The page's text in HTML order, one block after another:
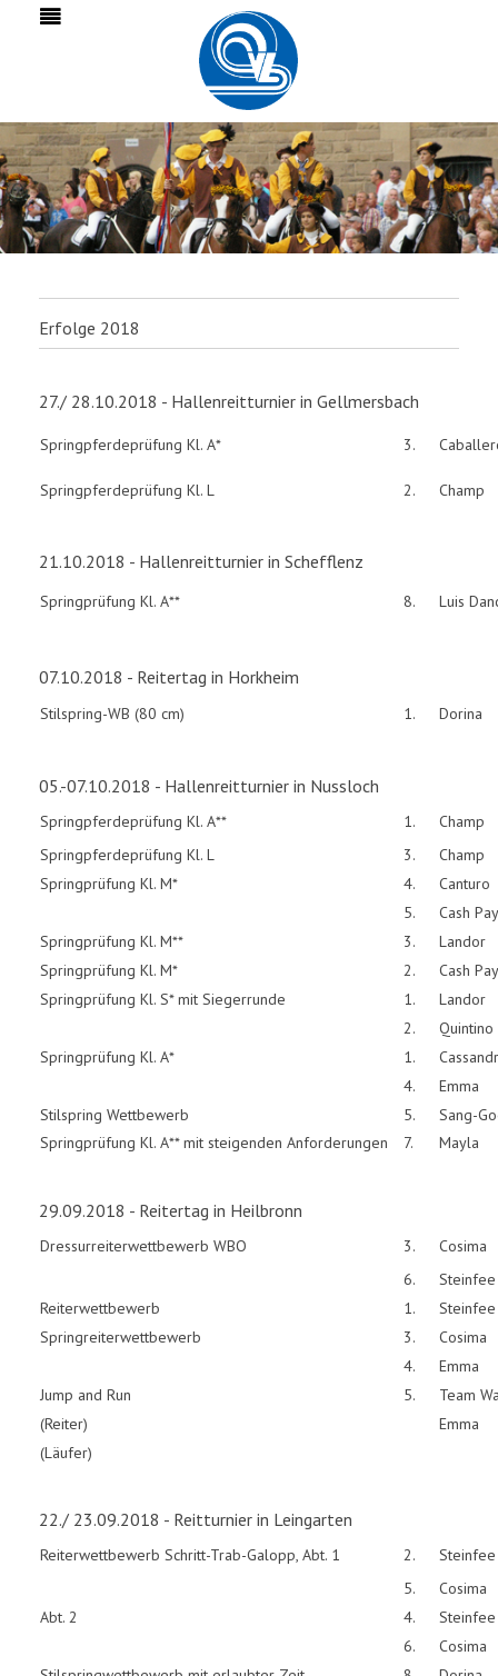
Erfolge 2018
27./ 28.10.2018 - Hallenreitturnier in Gellmersbach
Springpferdeprüfung Kl. A* 3.
Springpferdeprüfung Kl. L 2. Champ
21.10.2018 - Hallenreitturnier in Schefflenz
Springprüfung Kl. A** 8. Luis
07.10.2018 - Reitertag in Horkheim
Stilspring-WB (80 cm) 1. Dorina
05.-07.10.2018 - Hallenreitturnier in Nussloch
Springpferdeprüfung Kl. A** 1.
Champ
Springpferdeprüfung Kl. L
3.
Champ
Springprüfung Kl. M*
4.
Canturo
5.
Cash
Springprüfung Kl. M**
3.
Landor
Springprüfung Kl. M*
2.
Cash
Springprüfung Kl. S* mit Siegerrunde
1.
Landor
2.
Quintino
Springprüfung Kl. A*
1.
4.
Emma
Stilspring Wettbewerb
5.
Sang-
Springprüfung Kl. A** mit steigenden Anforderungen
7. Mayla
29.09.2018 - Reitertag in Heilbronn
Dressurreiterwettbewerb WBO 3.
Cosima
6.
Steinfee
Reiterwettbewerb
1.
Steinfee
Springreiterwettbewerb
3.
Cosima
4.
Emma
Jump and Run
5.
Team
(Reiter)
Emma
(Läufer)
22./ 23.09.2018 - Reitturnier in Leingarten
Reiterwettbewerb Schritt-Trab-Galopp, Abt. 1 2.
Steinfee
5.
Cosima
Abt. 2
4.
Steinfee
6.
Cosima